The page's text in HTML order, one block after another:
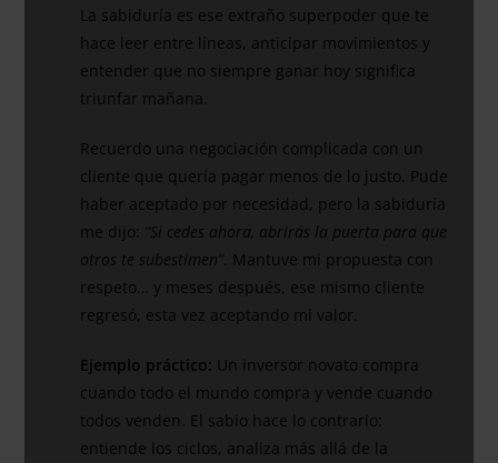
La sabiduría es ese extraño superpoder que te
hace leer entre líneas, anticipar movimientos y
entender que no siempre ganar hoy significa
triunfar mañana.
Recuerdo una negociación complicada con un
cliente que quería pagar menos de lo justo. Pude
haber aceptado por necesidad, pero la sabiduría
me dijo: “Si cedes ahora, abrirás la puerta para que
otros te subestimen”. Mantuve mi propuesta con
respeto… y meses después, ese mismo cliente
regresó, esta vez aceptando mi valor.
Ejemplo práctico: Un inversor novato compra
cuando todo el mundo compra y vende cuando
todos venden. El sabio hace lo contrario:
entiende los ciclos, analiza más allá de la